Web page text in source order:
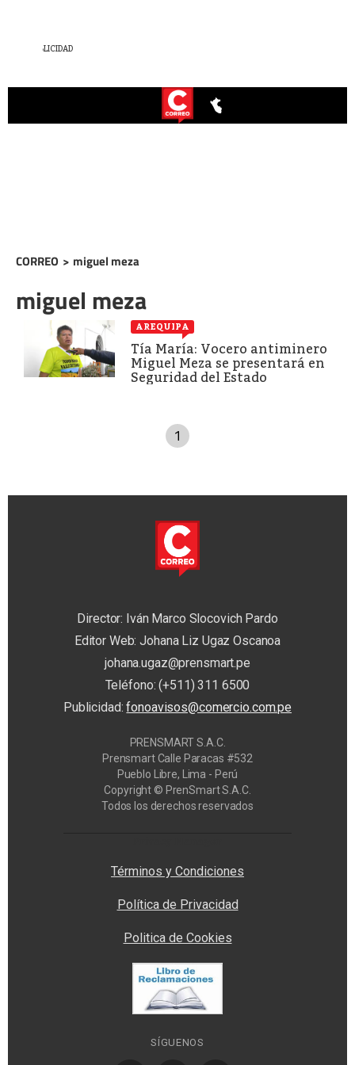
CORREO > miguel meza
miguel meza
AREQUIPA
Tía María: Vocero antiminero
Miguel Meza se presentará en
Seguridad del Estado
1
Director: Iván Marco Slocovich Pardo
Editor Web: Johana Liz Ugaz Oscanoa
johana.ugaz@prensmart.pe
Teléfono: (+511) 311 6500
Publicidad:fonoavisos@comercio.com.pe
PRENSMART S.A.C.
Prensmart Calle Paracas #532
Pueblo Libre, Lima - Perú
Copyright © PrenSmart S.A.C.
Todos los derechos reservados
Términos y Condiciones
Política de Privacidad
Politica de Cookies
SÍGUENOS